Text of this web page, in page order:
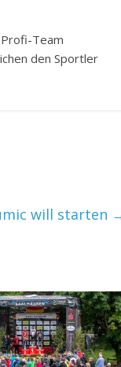
Team
den Sportler
will starten